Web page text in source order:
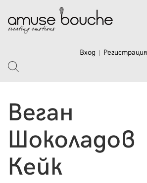
Вход Регистрация
Веган
Шоколадов
Кейк